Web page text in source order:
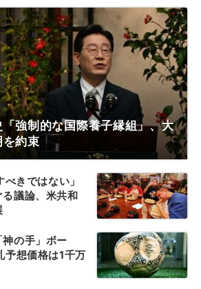
強制的な国際養子縁組」、大
約束
きではない」
議論、米共和
の手」ボー
予想価格は1千万